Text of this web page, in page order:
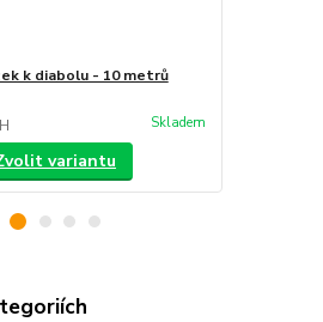
k diabolu - 10 metrů
Skladem
variantu